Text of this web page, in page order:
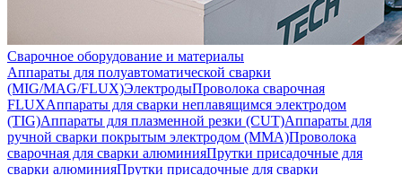
Сварочное оборудование и материалы
Аппараты для полуавтоматической сварки
(MIG/MAG/FLUX)ЭлектродыПроволока сварочная
FLUXАппараты для сварки неплавящимся электродом
(TIG)Аппараты для плазменной резки (CUT)Аппараты для
ручной сварки покрытым электродом (MMA)Проволока
сварочная для сварки алюминияПрутки присадочные для
сварки алюминияПрутки присадочные для сварки